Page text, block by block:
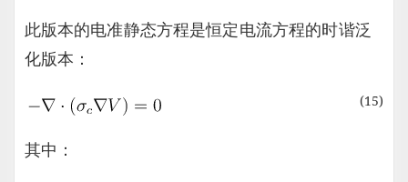
此版本的电准静态方程是恒定电流方程的时谐泛
化版本：
(15)
其中：